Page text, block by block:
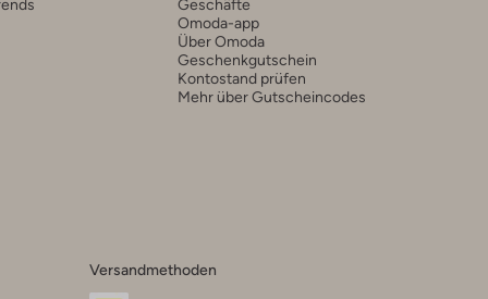
Geschäfte
Omoda-app
Über Omoda
Geschenkgutschein
Kontostand prüfen
Mehr über Gutscheincodes
Versandmethoden